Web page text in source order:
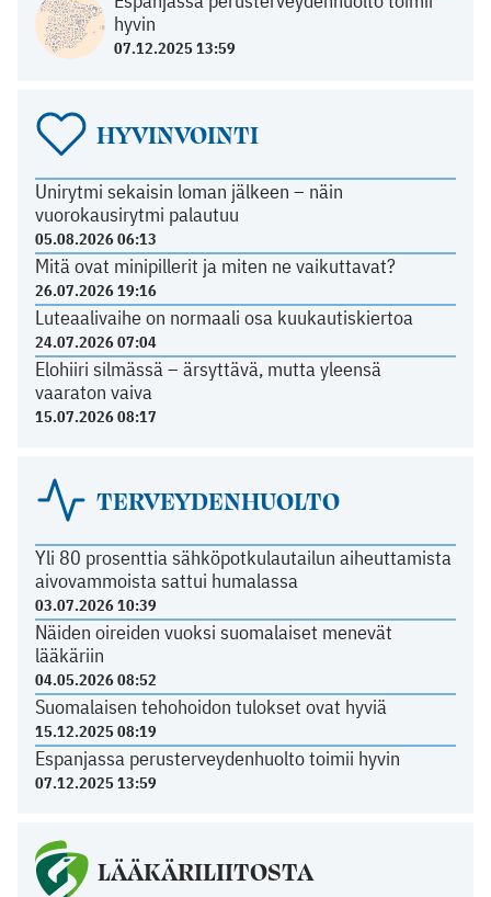
hyvin
07.12.2025 13:59
HYVINVOINTI
Unirytmi sekaisin loman jälkeen – näin
vuorokausirytmi palautuu
05.08.2026 06:13
Mitä ovat minipillerit ja miten ne vaikuttavat?
26.07.2026 19:16
Luteaalivaihe on normaali osa kuukautiskiertoa
24.07.2026 07:04
Elohiiri silmässä – ärsyttävä, mutta yleensä
vaaraton vaiva
15.07.2026 08:17
TERVEYDENHUOLTO
Yli 80 prosenttia sähköpotkulautailun aiheuttamista
aivovammoista sattui humalassa
03.07.2026 10:39
Näiden oireiden vuoksi suomalaiset menevät
lääkäriin
04.05.2026 08:52
Suomalaisen tehohoidon tulokset ovat hyviä
15.12.2025 08:19
Espanjassa perusterveydenhuolto toimii hyvin
07.12.2025 13:59
LÄÄKÄRILIITOSTA